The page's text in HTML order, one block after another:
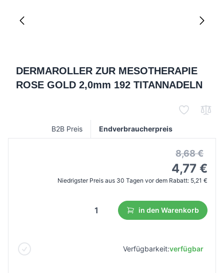
DERMAROLLER ZUR MESOTHERAPIE
ROSE GOLD 2,0mm 192 TITANNADELN
B2B Preis Endverbraucherpreis
8,68 €
4,77 €
Niedrigster Preis aus 30 Tagen vor dem Rabatt: 5,21 €
in den Warenkorb
Verfügbarkeit:verfügbar